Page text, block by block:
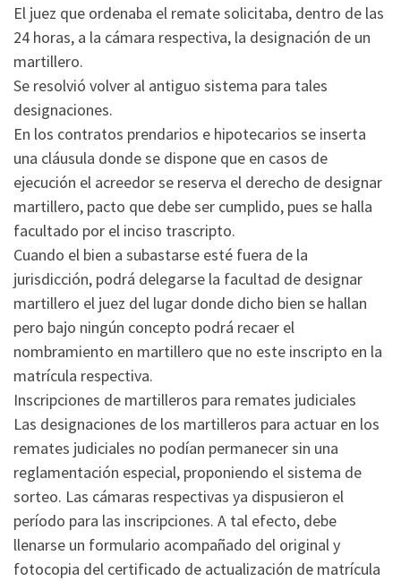
El juez que ordenaba el remate solicitaba, dentro de las
24 horas, a la cámara respectiva, la designación de un
martillero.
Se resolvió volver al antiguo sistema para tales
designaciones.
En los contratos prendarios e hipotecarios se inserta
una cláusula donde se dispone que en casos de
ejecución el acreedor se reserva el derecho de designar
martillero, pacto que debe ser cumplido, pues se halla
facultado por el inciso trascripto.
Cuando el bien a subastarse esté fuera de la
jurisdicción, podrá delegarse la facultad de designar
martillero el juez del lugar donde dicho bien se hallan
pero bajo ningún concepto podrá recaer el
nombramiento en martillero que no este inscripto en la
matrícula respectiva.
Inscripciones de martilleros para remates judiciales
Las designaciones de los martilleros para actuar en los
remates judiciales no podían permanecer sin una
reglamentación especial, proponiendo el sistema de
sorteo. Las cámaras respectivas ya dispusieron el
período para las inscripciones. A tal efecto, debe
llenarse un formulario acompañado del original y
fotocopia del certificado de actualización de matrícula